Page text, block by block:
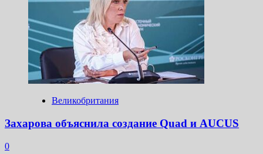
Великобритания
Захарова объяснила создание Quad и AUCUS
0